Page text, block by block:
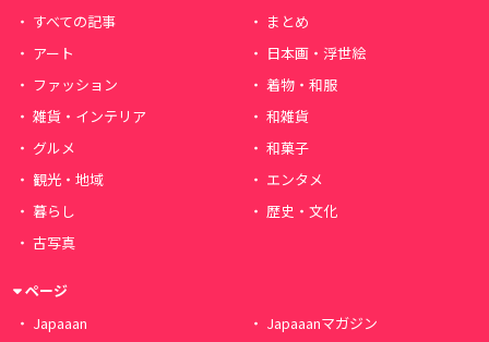
すべての記事
まとめ
アート
日本画・浮世絵
ファッション
着物・和服
雑貨・インテリア
和雑貨
グルメ
和菓子
観光・地域
エンタメ
暮らし
歴史・文化
古写真
ページ
Japaaan
Japaaanマガジン